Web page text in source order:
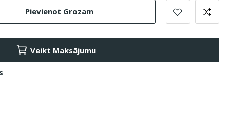
Pievienot Grozam
Veikt Maksājumu